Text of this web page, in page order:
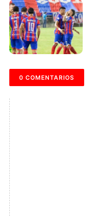
0 COMENTARIOS